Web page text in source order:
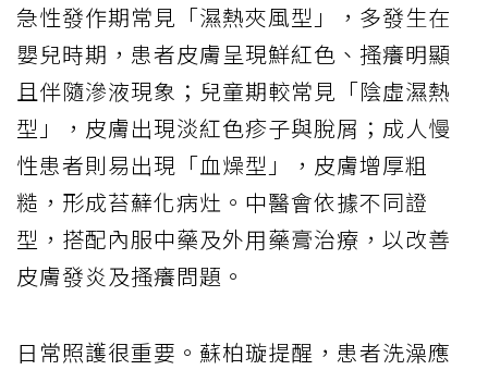
急性發作期常見「濕熱夾風型」，多發生在
嬰兒時期，患者皮膚呈現鮮紅色、搔癢明顯
且伴隨滲液現象；兒童期較常見「陰虛濕熱
型」，皮膚出現淡紅色疹子與脫屑；成人慢
性患者則易出現「血燥型」，皮膚增厚粗
糙，形成苔蘚化病灶。中醫會依據不同證
型，搭配內服中藥及外用藥膏治療，以改善
皮膚發炎及搔癢問題。
日常照護很重要。蘇柏璇提醒，患者洗澡應